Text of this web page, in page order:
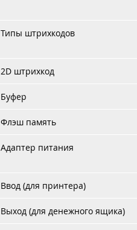
Типы штрихкодов
2D штрихкод
Буфер
Флэш память
Адаптер питания
Ввод (для принтера)
Выход (для денежного ящика)